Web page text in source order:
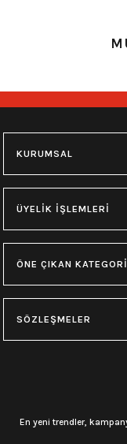
0.0 Puan -
715,00₺
Battal Beden Motörhead
2XL 3XL 4XL
KURUMSAL
ÜYELİK İŞLEMLERİ
ÖNE ÇIKAN
SÖZLEŞMELER
En yeni trendler,